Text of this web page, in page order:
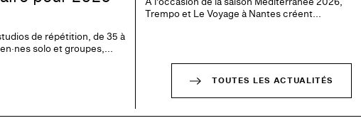
de répétition, de 35 à
solo et groupes,...
Trempo et Le Voyage à Nantes créent...
TOUTES LES ACTUALITÉS